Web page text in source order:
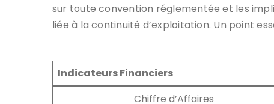
sur toute convention réglementée et les
liée à la continuité d’exploitation. Un point
Indicateurs Financiers
Chiffre d’Affaires